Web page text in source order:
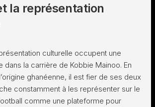
la représentation
culturelle occupent une
dans la carrière de Kobbie Mainoo. En
ghanéenne, il est fier de ses deux
constamment à les représenter sur le
comme une plateforme pour